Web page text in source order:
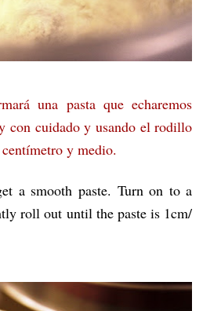
una pasta que echaremos
con cuidado y usando el rodillo
y medio.
a smooth paste. Turn on to a
roll out until the paste is 1cm/